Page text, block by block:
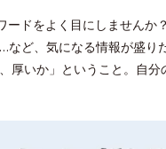
ードをよく目にしません
ど、気になる情報が盛り
厚いか」ということ。自